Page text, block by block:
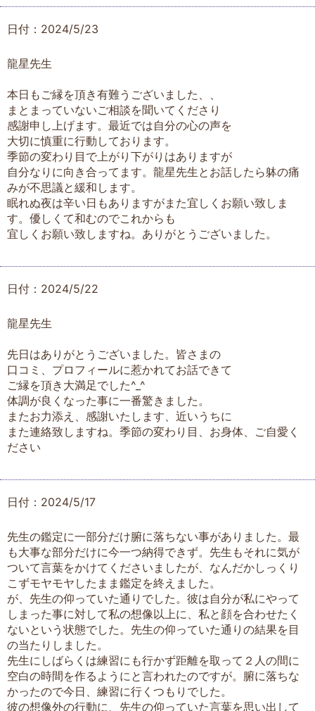
日付：2024/5/23
龍星先生
本日もご縁を頂き有難うございました、、
まとまっていないご相談を聞いてくださり
感謝申し上げます。最近では自分の心の声を
大切に慎重に行動しております。
季節の変わり目で上がり下がりはありますが
自分なりに向き合ってます。龍星先生とお話したら躰の痛
みが不思議と緩和します。
眠れぬ夜は辛い日もありますがまた宜しくお願い致しま
す。優しくて和むのでこれからも
宜しくお願い致しますね。ありがとうございました。
日付：2024/5/22
龍星先生
先日はありがとうございました。皆さまの
口コミ、プロフィールに惹かれてお話できて
ご縁を頂き大満足でした^_^
体調が良くなった事に一番驚きました。
またお力添え、感謝いたします、近いうちに
また連絡致しますね。季節の変わり目、お身体、ご自愛く
ださい
日付：2024/5/17
先生の鑑定に一部分だけ腑に落ちない事がありました。最
も大事な部分だけに今一つ納得できず。先生もそれに気が
ついて言葉をかけてくださいましたが、なんだかしっくり
こずモヤモヤしたまま鑑定を終えました。
が、先生の仰っていた通りでした。彼は自分が私にやって
しまった事に対して私の想像以上に、私と顔を合わせたく
ないという状態でした。先生の仰っていた通りの結果を目
の当たりしました。
先生にしばらくは練習にも行かず距離を取って２人の間に
空白の時間を作るようにと言われたのですが。腑に落ちな
かったので今日、練習に行くつもりでした。
彼の想像外の行動に、先生の仰っていた言葉を思い出して